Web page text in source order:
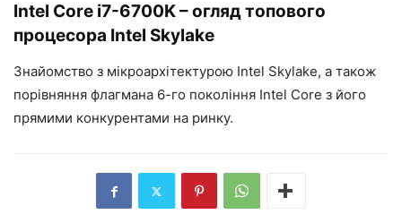
Intel Core i7-6700K – огляд топового
процесора Intel Skylake
Знайомство з мікроархітектурою Intel Skylake, а також
порівняння флагмана 6-го покоління Intel Core з його
прямими конкурентами на ринку.